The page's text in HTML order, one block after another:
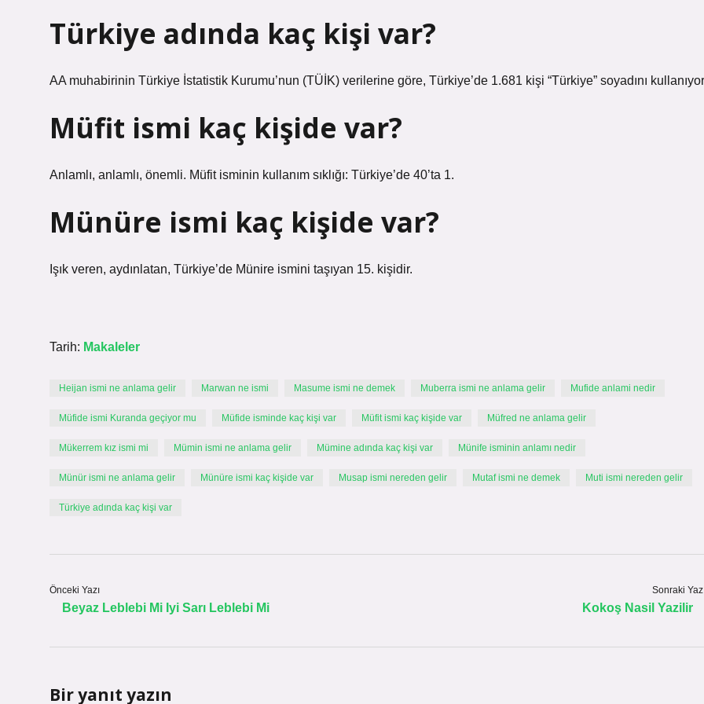
Türkiye adında kaç kişi var?
AA muhabirinin Türkiye İstatistik Kurumu’nun (TÜİK) verilerine göre, Türkiye’de 1.681 kişi “Türkiye” soyadını
Müfit ismi kaç kişide var?
Anlamlı, anlamlı, önemli. Müfit isminin kullanım sıklığı: Türkiye’de 40’ta 1.
Münüre ismi kaç kişide var?
Işık veren, aydınlatan, Türkiye’de Münire ismini taşıyan 15. kişidir.
Tarih: Makaleler
Heijan ismi ne anlama gelir Marwan ne ismi Masume ismi ne demek Muberra ismi ne anlama gelir Mufide anlami nedir
Müfide ismi Kuranda geçiyor mu Müfide isminde kaç kişi var Müfit ismi kaç kişide var Müfred ne anlama gelir
Mükerrem kız ismi mi Mümin ismi ne anlama gelir Mümine adında kaç kişi var Münife isminin anlamı nedir
Münür ismi ne anlama gelir Münüre ismi kaç kişide var Musap ismi nereden gelir Mutaf ismi ne demek Muti ismi nereden gelir
Türkiye adında kaç kişi var
Önceki Yazı
Beyaz Leblebi Mi Iyi Sarı Leblebi Mi
Sonraki
Kokoş Nasil Yazilir
Bir yanıt yazın